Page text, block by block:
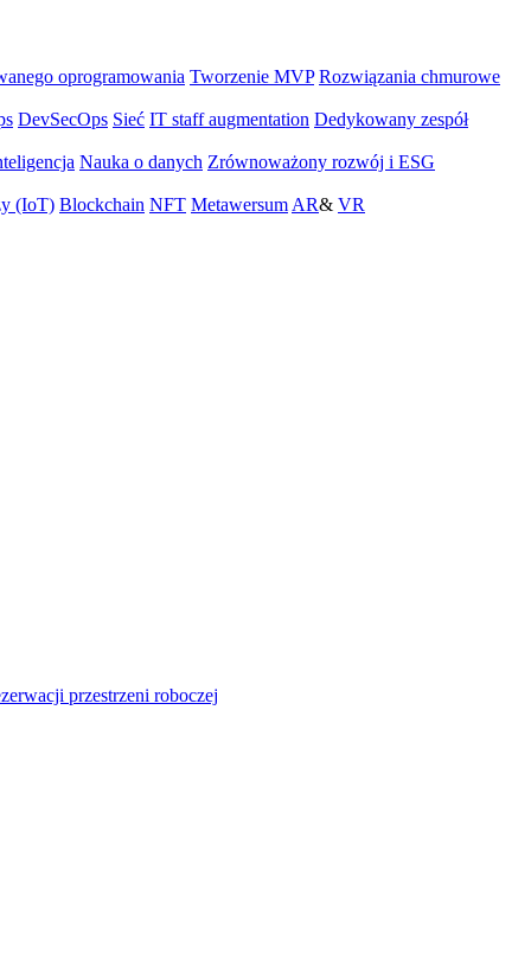
oprogramowania Tworzenie MVP Rozwiązania chmurowe
DevSecOps Sieć IT staff augmentation Dedykowany zespół
Nauka o danych Zrównoważony rozwój i ESG
(IoT) Blockchain NFT Metawersum AR& VR
przestrzeni roboczej